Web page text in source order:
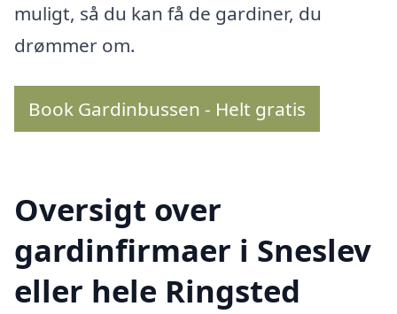
muligt, så du kan få de gardiner, du
drømmer om.
Book Gardinbussen - Helt gratis
Oversigt over
gardinfirmaer i Sneslev
eller hele Ringsted